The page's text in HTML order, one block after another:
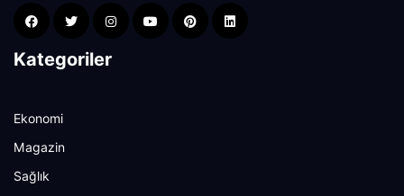
Kategoriler
Ekonomi
Magazin
Sağlık